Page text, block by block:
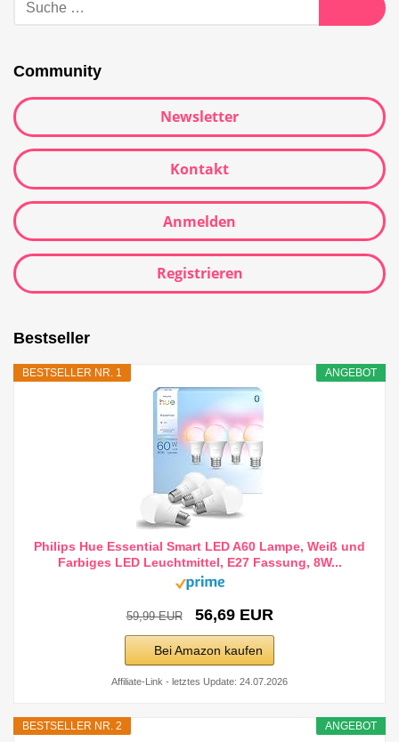
Community
Newsletter
Kontakt
Anmelden
Registrieren
Bestseller
ANGEBOT
BESTSELLER NR. 1
Philips Hue Essential Smart LED A60 Lampe, Weiß und
Farbiges LED Leuchtmittel, E27 Fassung, 8W...
59,99 EUR 56,69 EUR
Bei Amazon kaufen
Affiliate-Link - letztes Update: 24.07.2026
ANGEBOT
BESTSELLER NR. 2